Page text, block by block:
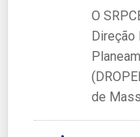
O
Direção
de